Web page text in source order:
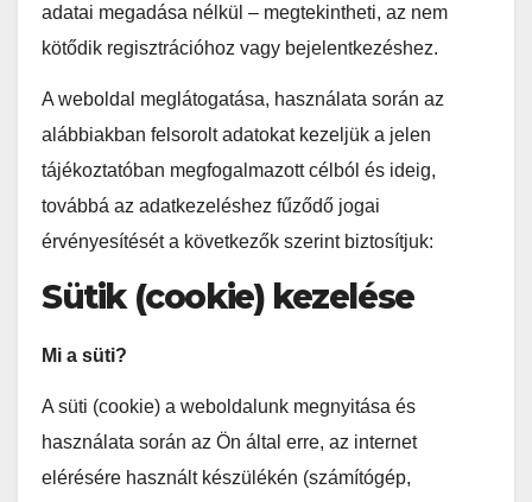
adatai megadása nélkül – megtekintheti, az nem
kötődik regisztrációhoz vagy bejelentkezéshez.
A weboldal meglátogatása, használata során az
alábbiakban felsorolt adatokat kezeljük a jelen
tájékoztatóban megfogalmazott célból és ideig,
továbbá az adatkezeléshez fűződő jogai
érvényesítését a következők szerint biztosítjuk:
Sütik (cookie) kezelése
Mi a süti?
A süti (cookie) a weboldalunk megnyitása és
használata során az Ön által erre, az internet
elérésére használt készülékén (számítógép,